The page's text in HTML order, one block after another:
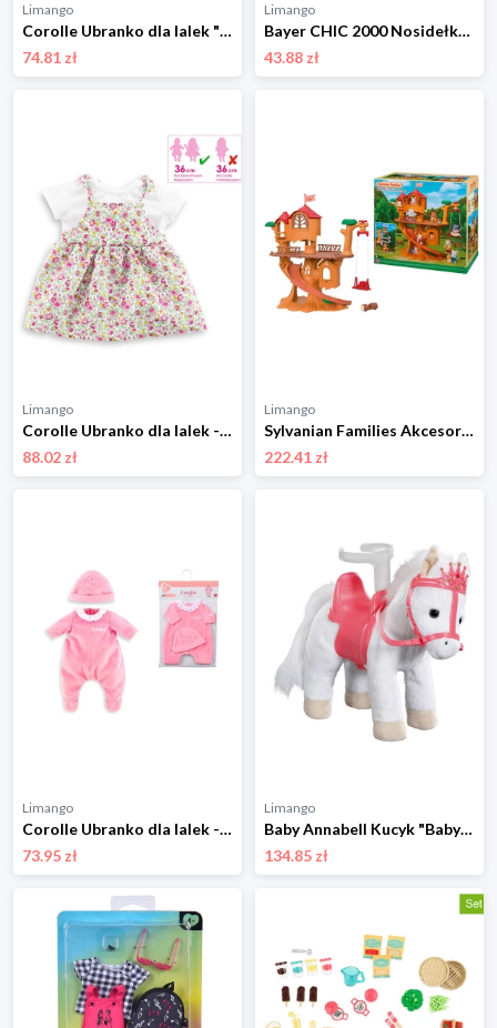
Limango
Corolle Ubranko dla lalek "Paris" - 2+ rozmiar: onesize
74.81 zł
Limango
Bayer CHIC 2000 Nosidełko dla lalek - 3+ rozmiar: onesize
43.88 zł
Limango
Corolle Ubranko dla lalek - 2+ rozmiar: onesize
88.02 zł
Limango
Sylvanian Families Akcesoria dla lalek "Treehouse experience" - 3+ rozmiar: onesize
222.41 zł
Limango
Corolle Ubranko dla lalek - 2+ rozmiar: onesize
73.95 zł
Limango
Baby Annabell Kucyk "Baby Annabell - Little Sweet Pony" dla lalek - 3+ rozmiar: onesize
134.85 zł